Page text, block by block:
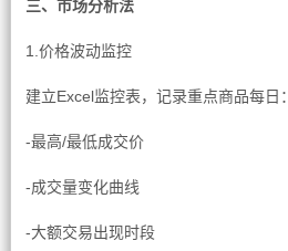
三、市场分析法
1.价格波动监控
建立Excel监控表，记录重点商品每日：
-最高/最低成交价
-成交量变化曲线
-大额交易出现时段